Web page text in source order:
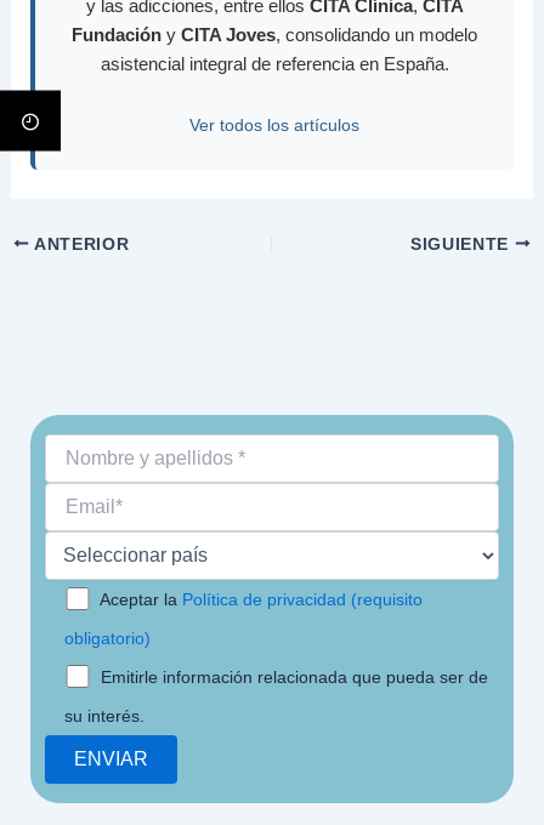
y las adicciones, entre ellos CITA Clínica, CITA
Fundación y CITA Joves, consolidando un modelo
asistencial integral de referencia en España.
Ver todos los artículos
ANTERIOR SIGUIENTE
Aceptar la Política de privacidad (requisito
obligatorio)
Emitirle información relacionada que pueda ser de
su interés.